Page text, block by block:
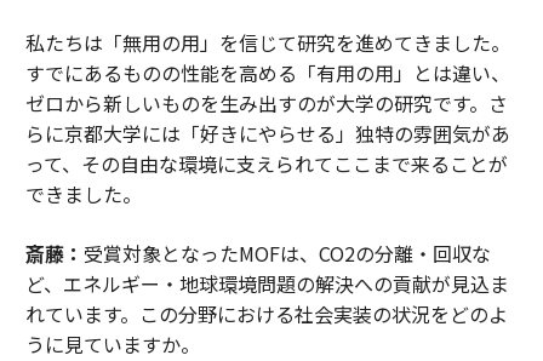
私たちは「無用の用」を信じて研究を進めてきました。
すでにあるものの性能を高める「有用の用」とは違い、
ゼロから新しいものを生み出すのが大学の研究です。さ
らに京都大学には「好きにやらせる」独特の雰囲気があ
って、その自由な環境に支えられてここまで来ることが
できました。
斎藤： 受賞対象となったMOFは、CO2の分離・回収な
ど、エネルギー・地球環境問題の解決への貢献が見込ま
れています。この分野における社会実装の状況をどのよ
うに見ていますか。